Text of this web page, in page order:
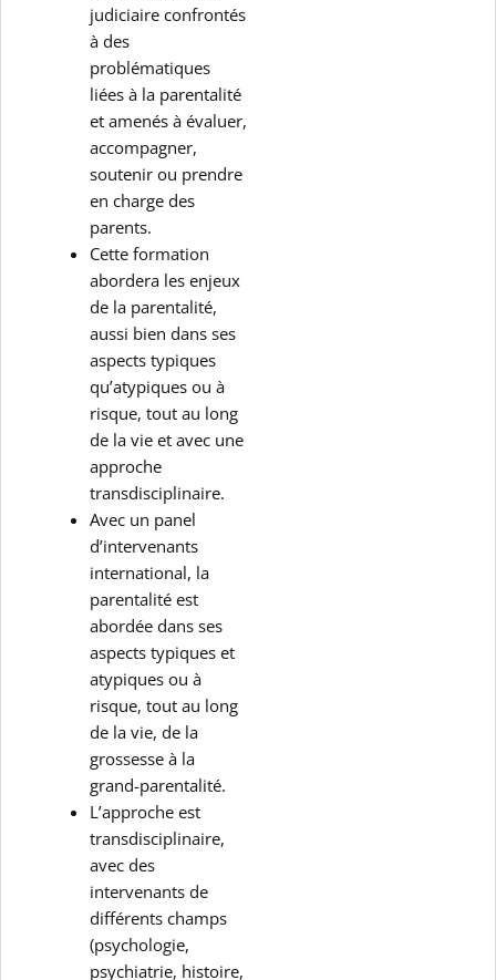
judiciaire confrontés
à des
problématiques
liées à la parentalité
et amenés à évaluer,
accompagner,
soutenir ou prendre
en charge des
parents.
Cette formation
abordera les enjeux
de la parentalité,
aussi bien dans ses
aspects typiques
qu’atypiques ou à
risque, tout au long
de la vie et avec une
approche
transdisciplinaire.
Avec un panel
d’intervenants
international, la
parentalité est
abordée dans ses
aspects typiques et
atypiques ou à
risque, tout au long
de la vie, de la
grossesse à la
grand-parentalité.
L’approche est
transdisciplinaire,
avec des
intervenants de
différents champs
(psychologie,
psychiatrie, histoire,